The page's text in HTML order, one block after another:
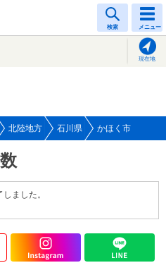
検索 メニュー
現在地
北陸地方 石川県 かほく市
ました。